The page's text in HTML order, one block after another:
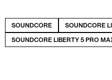
SOUNDCORE
SOUNDCORE
SOUNDCORE LIBERTY 5 PRO